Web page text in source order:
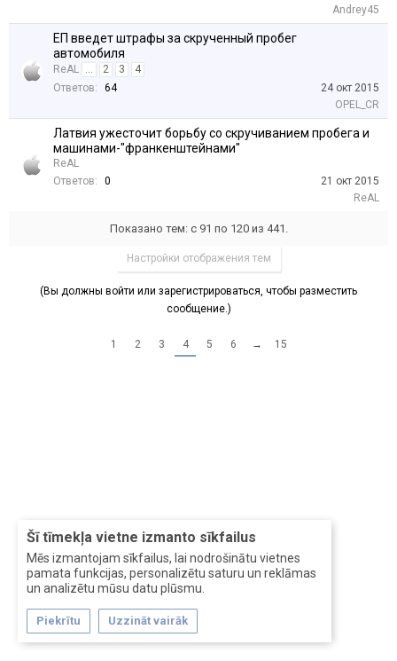
Šī tīmekļa vietne izmanto sīkfailus
Mēs izmantojam sīkfailus, lai nodrošinātu vietnes
pamata funkcijas, personalizētu saturu un reklāmas
un analizētu mūsu datu plūsmu.
Piekrītu Uzzināt vairāk
Andrey45
ЕП введет штрафы за скрученный пробег
автомобиля
ReAL ... 2 3
4
Ответов:
64
24 окт 2015
OPEL_CR
Латвия ужесточит борьбу со скручиванием пробега и
машинами-"франкенштейнами"
ReAL
Ответов:
0
21 окт 2015
ReAL
Показано тем: с 91 по 120 из 441.
Настройки отображения тем
(Вы должны войти или зарегистрироваться, чтобы разместить
сообщение.)
1 2 3 4 5 6 → 15